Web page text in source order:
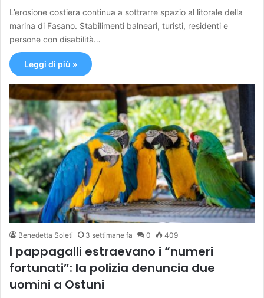
L’erosione costiera continua a sottrarre spazio al litorale della
marina di Fasano. Stabilimenti balneari, turisti, residenti e
persone con disabilità…
Leggi di più »
Benedetta Soleti 3 settimane fa 0 409
I pappagalli estraevano i “numeri
fortunati”: la polizia denuncia due
uomini a Ostuni